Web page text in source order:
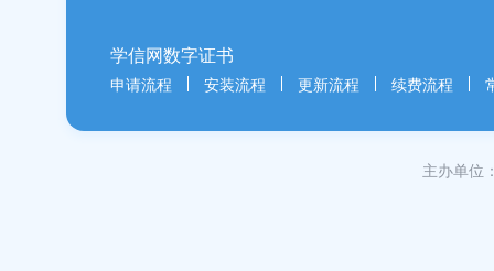
学信网数字证书
申请流程 安装流程 更新流程 续费流程
主办单位